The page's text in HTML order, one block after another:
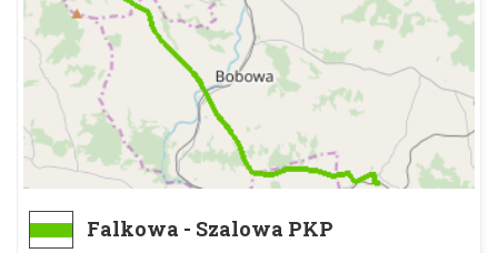
Falkowa - Szalowa PKP